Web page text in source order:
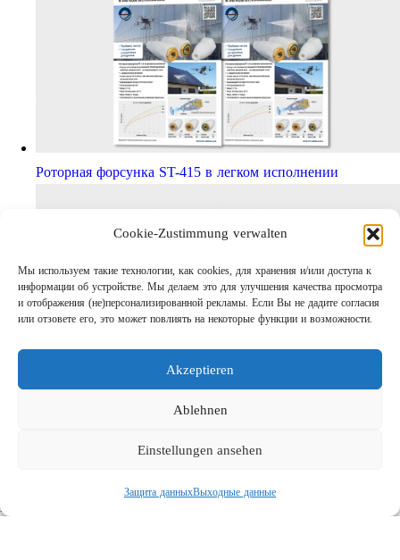
Cookie-Zustimmung verwalten
Мы используем такие технологии, как cookies, для хранения и/или доступа к
информации об устройстве. Мы делаем это для улучшения качества просмотра
и отображения (не)персонализированной рекламы. Если Вы не дадите согласия
или отзовете его, это может повлиять на некоторые функции и возможности.
Akzeptieren
Ablehnen
Einstellungen ansehen
Защита данныхВыходные данные
Роторная форсунка ST-415 в легком исполнении
Выходные данные
Поиск